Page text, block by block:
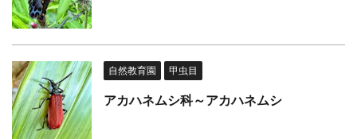
自然教育園 甲虫目
アカハネムシ科～アカハネムシ